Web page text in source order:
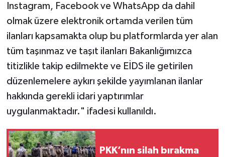
Instagram, Facebook ve WhatsApp da dahil
olmak üzere elektronik ortamda verilen tüm
ilanları kapsamakta olup bu platformlarda yer alan
tüm taşınmaz ve taşıt ilanları Bakanlığımızca
titizlikle takip edilmekte ve EİDS ile getirilen
düzenlemelere aykırı şekilde yayımlanan ilanlar
hakkında gerekli idari yaptırımlar
uygulanmaktadır." ifadesi kullanıldı.
PKK’nın silah bırakma